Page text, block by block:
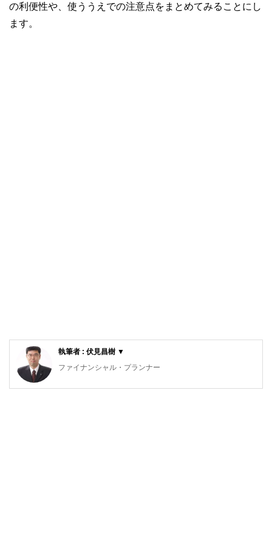
の利便性や、使ううえでの注意点をまとめてみることにし
ます。
執筆者 : 伏見昌樹 ▼
ファイナンシャル・プランナー
大学卒業後公認会計士試験や簿記検定試験にチャレンジし、